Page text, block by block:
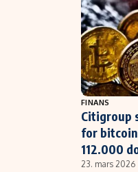
FINANS
Citigroup
for
112.000
23. mars 2026